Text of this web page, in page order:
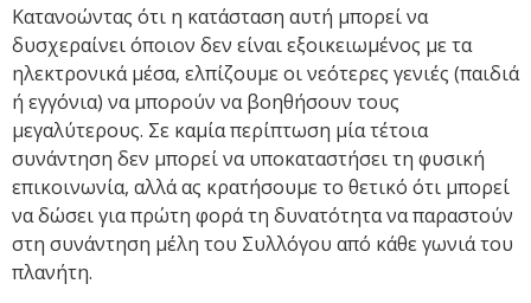
Κατανοώντας ότι η κατάσταση αυτή μπορεί να
δυσχεραίνει όποιον δεν είναι εξοικειωμένος με τα
ηλεκτρονικά μέσα, ελπίζουμε οι νεότερες γενιές (παιδιά
ή εγγόνια) να μπορούν να βοηθήσουν τους
μεγαλύτερους. Σε καμία περίπτωση μία τέτοια
συνάντηση δεν μπορεί να υποκαταστήσει τη φυσική
επικοινωνία, αλλά ας κρατήσουμε το θετικό ότι μπορεί
να δώσει για πρώτη φορά τη δυνατότητα να παραστούν
στη συνάντηση μέλη του Συλλόγου από κάθε γωνιά του
πλανήτη.